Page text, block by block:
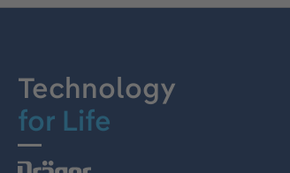
Technology
for Life